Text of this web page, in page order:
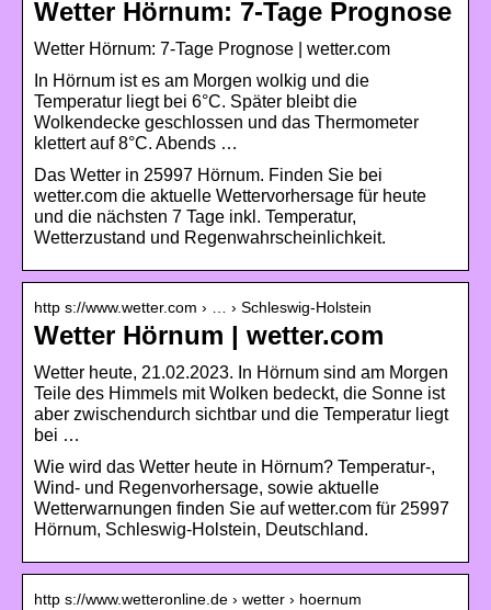
Wetter Hörnum: 7-Tage Prognose
Wetter Hörnum: 7-Tage Prognose | wetter.com
In Hörnum ist es am Morgen wolkig und die
Temperatur liegt bei 6°C. Später bleibt die
Wolkendecke geschlossen und das Thermometer
klettert auf 8°C. Abends …
Das Wetter in 25997 Hörnum. Finden Sie bei
wetter.com die aktuelle Wettervorhersage für heute
und die nächsten 7 Tage inkl. Temperatur,
Wetterzustand und Regenwahrscheinlichkeit.
http s://www.wetter.com › … › Schleswig-Holstein
Wetter Hörnum | wetter.com
Wetter heute, 21.02.2023. In Hörnum sind am Morgen
Teile des Himmels mit Wolken bedeckt, die Sonne ist
aber zwischendurch sichtbar und die Temperatur liegt
bei …
Wie wird das Wetter heute in Hörnum? Temperatur-,
Wind- und Regenvorhersage, sowie aktuelle
Wetterwarnungen finden Sie auf wetter.com für 25997
Hörnum, Schleswig-Holstein, Deutschland.
http s://www.wetteronline.de › wetter › hoernum